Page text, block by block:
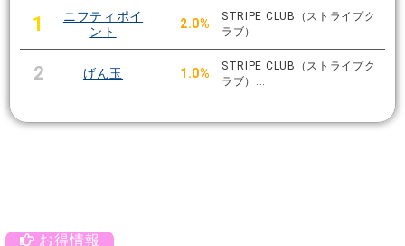
1
ニフティポイ
ント
2.0%
STRIPE CLUB（ストライプク
ラブ）
2 げん玉 1.0%
STRIPE CLUB（ストライプク
ラブ）...